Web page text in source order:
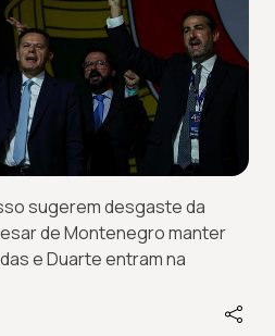
sugerem desgaste da
de Montenegro manter
e Duarte entram na